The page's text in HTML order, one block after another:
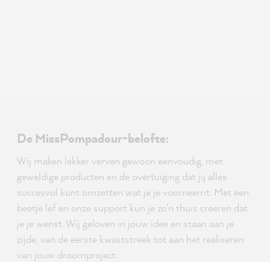
De MissPompadour-belofte:
Wij maken lekker verven gewoon eenvoudig, met
geweldige producten en de overtuiging dat jij alles
succesvol kunt omzetten wat je je voorneemt. Met een
beetje lef en onze support kun je zo'n thuis creëren dat
je je wenst. Wij geloven in jouw idee en staan aan je
zijde, van de eerste kwaststreek tot aan het realiseren
van jouw droomproject.